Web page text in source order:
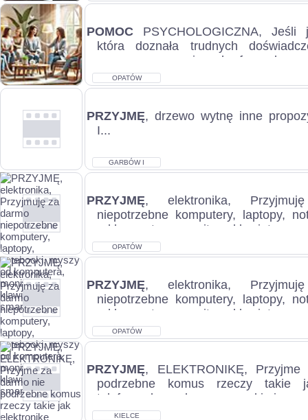
POMOC PSYCHOLOGICZNA, Jeśli
która doznała trudnych
przemocy, czy innych form
sama...
OPATÓW
PRZYJMĘ, drzewo wytnę inne
I...
GARBÓW I
PRZYJMĘ, elektronika,
niepotrzebne komputery, laptopy,
od komputera, monitory, klawiatury,
OPATÓW
PRZYJMĘ, elektronika,
niepotrzebne komputery, laptopy,
od komputera, monitory, klawiatury,
OPATÓW
PRZYJMĘ, ELEKTRONIKĘ,
podrzebne komus rzeczy takie
telefony komorkowe zegarki i
laptop...
KIELCE